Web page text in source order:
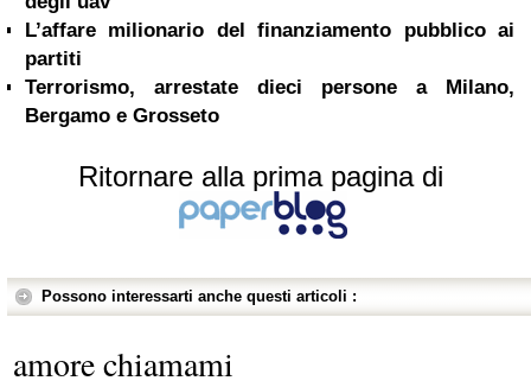
L’affare milionario del finanziamento pubblico ai
partiti
Terrorismo, arrestate dieci persone a Milano,
Bergamo e Grosseto
Ritornare alla prima pagina di
Possono interessarti anche questi articoli :
amore chiamami